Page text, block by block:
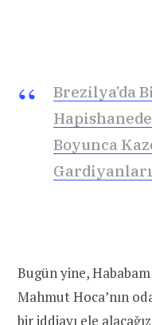
Brezilya’da
Boyunca
Bugün yine, Hababam
Mahmut Hoca’nın
bir iddiayı ele